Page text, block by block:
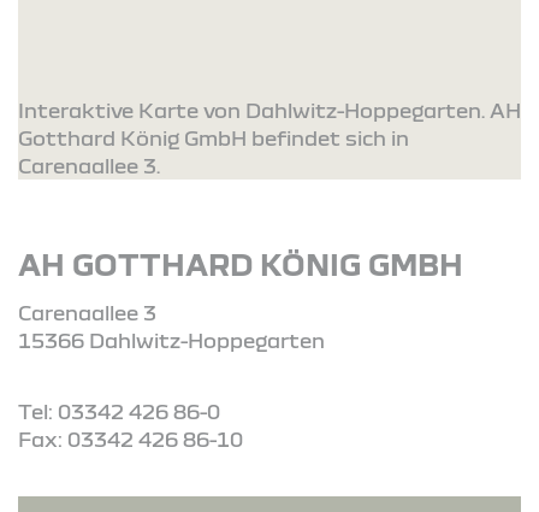
Interaktive Karte von Dahlwitz-Hoppegarten. AH
Gotthard König GmbH befindet sich in
Carenaallee 3.
AH GOTTHARD KÖNIG GMBH
Carenaallee 3
15366 Dahlwitz-Hoppegarten
Tel: 03342 426 86-0
Fax: 03342 426 86-10